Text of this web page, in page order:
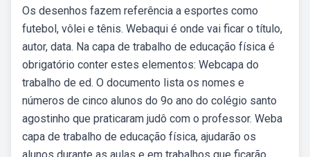
Os desenhos fazem referência a esportes como
futebol, vôlei e tênis. Webaqui é onde vai ficar o título,
autor, data. Na capa de trabalho de educação física é
obrigatório conter estes elementos: Webcapa do
trabalho de ed. O documento lista os nomes e
números de cinco alunos do 9o ano do colégio santo
agostinho que praticaram judô com o professor. Weba
capa de trabalho de educação física, ajudarão os